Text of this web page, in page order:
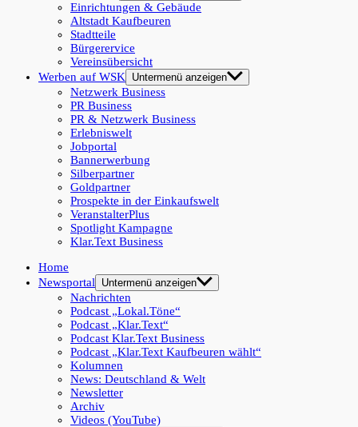
Einrichtungen & Gebäude
Altstadt Kaufbeuren
Stadtteile
Bürgerervice
Vereinsübersicht
Werben auf WSK
Untermenü anzeigen
Netzwerk Business
PR Business
PR & Netzwerk Business
Erlebniswelt
Jobportal
Bannerwerbung
Silberpartner
Goldpartner
Prospekte in der Einkaufswelt
VeranstalterPlus
Spotlight Kampagne
Klar.Text Business
Home
Newsportal
Untermenü anzeigen
Nachrichten
Podcast „Lokal.Töne“
Podcast „Klar.Text“
Podcast Klar.Text Business
Podcast „Klar.Text Kaufbeuren wählt“
Kolumnen
News: Deutschland & Welt
Newsletter
Archiv
Videos (YouTube)